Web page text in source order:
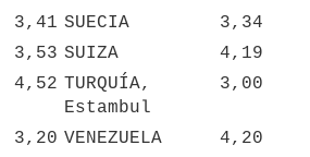
3,41 SUECIA
3,34
3,53 SUIZA
4,19
4,52 TURQUÍA,
Estambul
3,00
3,20 VENEZUELA 4,20